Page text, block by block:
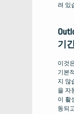
려 있
기
이것
기본
지 않
을 자
이 활
동되